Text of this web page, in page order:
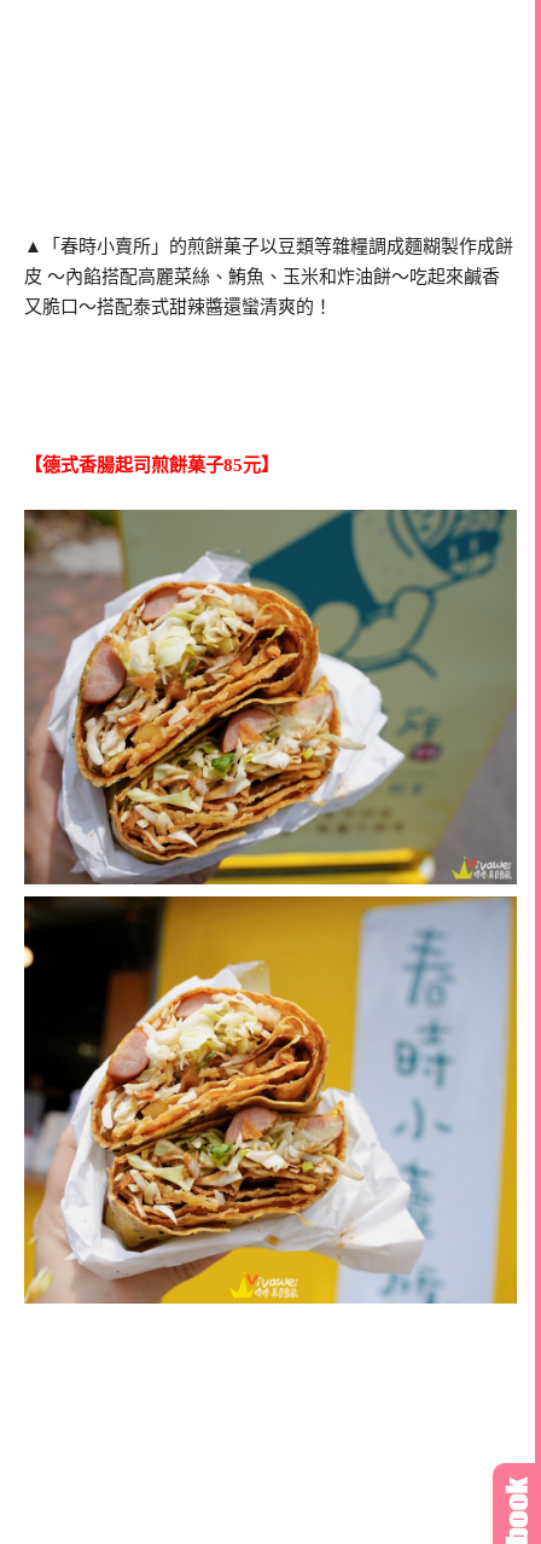
▲「春時小賣所」的煎餅菓子以豆類等雜糧調成麵糊製作成餅
皮 ～內餡搭配高麗菜絲、鮪魚、玉米和炸油餅～吃起來鹹香
又脆口～搭配泰式甜辣醬還蠻清爽的！
【德式香腸起司煎餅菓子85元】